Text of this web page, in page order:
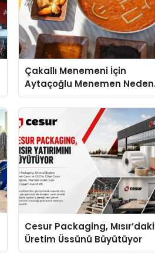
Çakallı Menemeni İçin
Aytaçoğlu Menemen Neden
Tercih Ediliyor?
Cesur Packaging, Mısır’daki
Üretim Üssünü Büyütüyor